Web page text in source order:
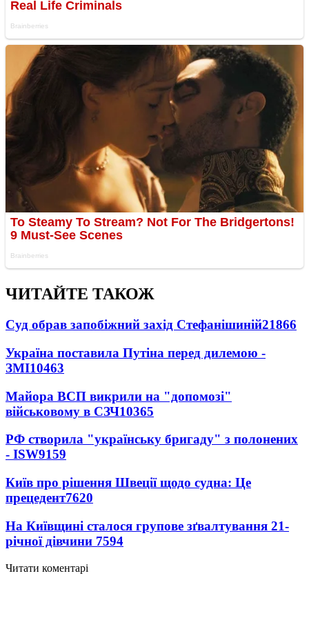
ЧИТАЙТЕ ТАКОЖ
Суд обрав запобіжний захід Стефанішиній21866
Україна поставила Путіна перед дилемою -
ЗМІ10463
Майора ВСП викрили на "допомозі"
військовому в СЗЧ10365
РФ створила "українську бригаду" з полонених
- ISW9159
Київ про рішення Швеції щодо судна: Це
прецедент7620
На Київщині сталося групове зґвалтування 21-
річної дівчини 7594
Читати коментарі